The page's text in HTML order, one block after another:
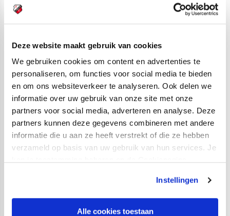
Deze website maakt gebruik van cookies
We gebruiken cookies om content en advertenties te
personaliseren, om functies voor social media te bieden
en om ons websiteverkeer te analyseren. Ook delen we
informatie over uw gebruik van onze site met onze
partners voor social media, adverteren en analyse. Deze
partners kunnen deze gegevens combineren met andere
informatie die u aan ze heeft verstrekt of die ze hebben
verzameld op basis van uw gebruik van hun services. Je
Instellingen
Alle cookies toestaan
Scheidsrechter:
Justin Bijlow; Tyrell Malacia, Eric Botteghin, Marcos
Senesi, Ridgeciano Haps; Leroy Fer (62. Achraf El
Bouchataoui), Jens Toornstra, Orkun Kökcü; Steven
Berghuis, Nicolai Jørgensen (82. Bryan Linssen), Luis
Sinisterra (90+2. Uros Spajic).
Opstelling FC Utrecht:
Eric Oelschlägel; Hidde ter Avest, Mark van der Maarel
(75. Eljero Elia), Willem Janssen, Django Warmerdam;
Sander van de Streek (58. Bart Ramselaar); Simon
Gustafson, Gyrano Kerk, Othmane Boussaid (58. Adrián